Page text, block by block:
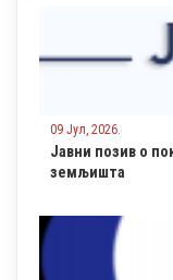
09 Јул, 2026.
Јавни позив о
земљишта